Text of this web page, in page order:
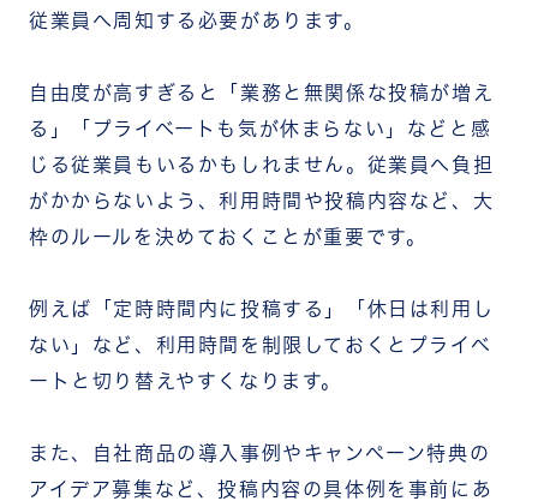
従業員へ周知する必要があります。
自由度が高すぎると「業務と無関係な投稿が増え
る」「プライベートも気が休まらない」などと感
じる従業員もいるかもしれません。従業員へ負担
がかからないよう、利用時間や投稿内容など、大
枠のルールを決めておくことが重要です。
例えば「定時時間内に投稿する」「休日は利用し
ない」など、利用時間を制限しておくとプライベ
ートと切り替えやすくなります。
また、自社商品の導入事例やキャンペーン特典の
アイデア募集など、投稿内容の具体例を事前にあ